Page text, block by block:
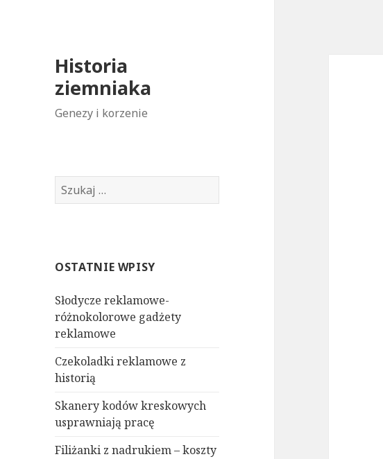
Historia
ziemniaka
Genezy i korzenie
S
z
j
OSTATNIE WPISY
Słodycze reklamowe-
różnokolorowe gadżety
reklamowe
Czekoladki reklamowe z
historią
Skanery kodów kreskowych
usprawniają pracę
Filiżanki z nadrukiem – koszty